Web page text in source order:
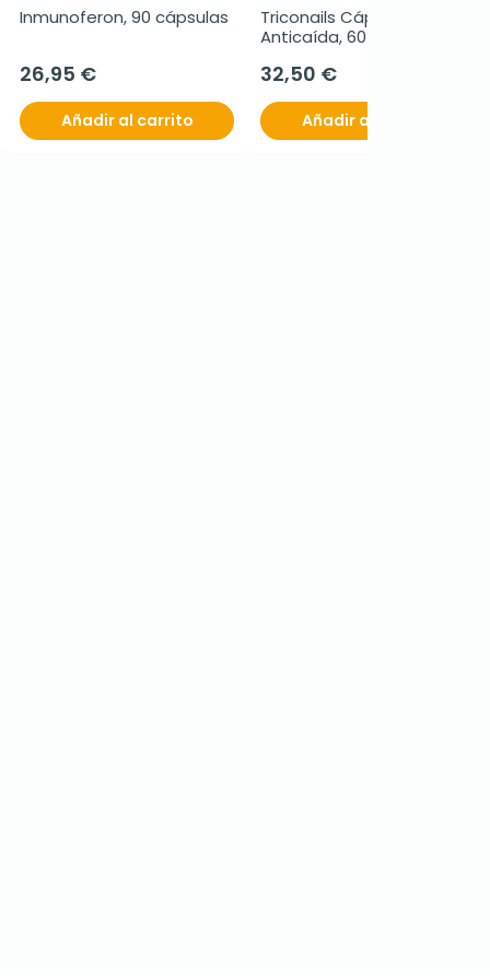
Inmunoferon, 90 cápsulas
26,95 €
Añadir al carrito
Triconails Cápsulas
Anticaída, 60 cápsulas
32,50 €
Añadir al carrito